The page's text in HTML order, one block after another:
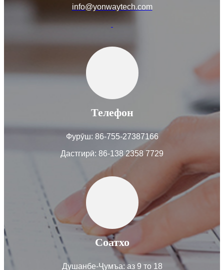
info@yonwaytech.com
Телефон
Фурӯш: 86-755-27387166
Дастгирӣ: 86-138 2358 7729
Соатхо
Душанбе-Ҷумъа: аз 9 то 18